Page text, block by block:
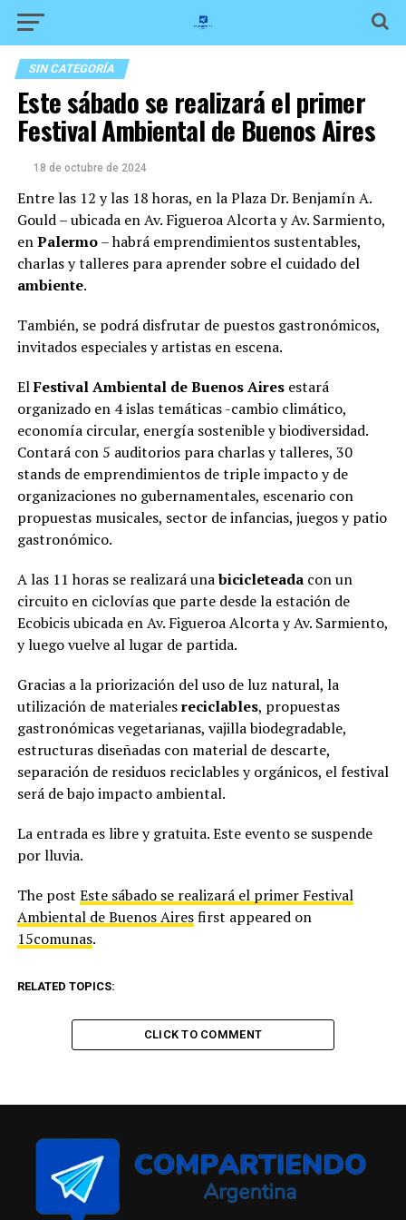
SIN CATEGORÍA
Este sábado se realizará el primer
Festival Ambiental de Buenos Aires
18 de octubre de 2024
Entre las 12 y las 18 horas, en la Plaza Dr. Benjamín A.
Gould – ubicada en Av. Figueroa Alcorta y Av. Sarmiento,
enPalermo– habrá emprendimientos sustentables,
charlas y talleres para aprender sobre el cuidado del
ambiente.
También, se podrá disfrutar de puestos gastronómicos,
invitados especiales y artistas en escena.
ElFestival Ambiental de Buenos Airesestará
organizado en 4 islas temáticas -cambio climático,
economía circular, energía sostenible y biodiversidad.
Contará con 5 auditorios para charlas y talleres, 30
stands de emprendimientos de triple impacto y de
organizaciones no gubernamentales, escenario con
propuestas musicales, sector de infancias, juegos y patio
gastronómico.
A las 11 horas se realizará unabicicleteadacon un
circuito en ciclovías que parte desde la estación de
Ecobicis ubicada en Av. Figueroa Alcorta y Av. Sarmiento,
y luego vuelve al lugar de partida.
Gracias a la priorización del uso de luz natural, la
utilización de materialesreciclables, propuestas
gastronómicas vegetarianas, vajilla biodegradable,
estructuras diseñadas con material de descarte,
separación de residuos reciclables y orgánicos, el festival
será de bajo impacto ambiental.
La entrada es libre y gratuita. Este evento se suspende
por lluvia.
The post Este sábado se realizará el primer Festival
Ambiental de Buenos Airesfirst appeared on
15comunas.
RELATED TOPICS:
CLICK TO COMMENT